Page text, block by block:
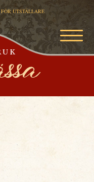
FÖR UTSTÄLLARE